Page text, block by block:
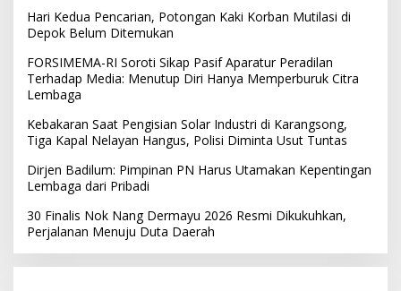
Hari Kedua Pencarian, Potongan Kaki Korban Mutilasi di
Depok Belum Ditemukan
FORSIMEMA-RI Soroti Sikap Pasif Aparatur Peradilan
Terhadap Media: Menutup Diri Hanya Memperburuk Citra
Lembaga
Kebakaran Saat Pengisian Solar Industri di Karangsong,
Tiga Kapal Nelayan Hangus, Polisi Diminta Usut Tuntas
Dirjen Badilum: Pimpinan PN Harus Utamakan Kepentingan
Lembaga dari Pribadi
30 Finalis Nok Nang Dermayu 2026 Resmi Dikukuhkan,
Perjalanan Menuju Duta Daerah